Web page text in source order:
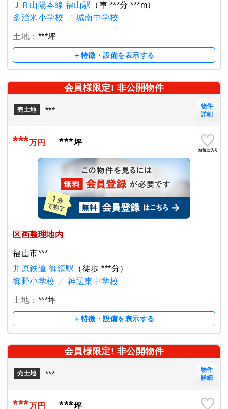
ＪＲ山陽本線 福山駅 （車 ***分 ***m）
多治米小学校 ／ 城南中学校
土地： ***坪
＋特徴・設備を表示する
会員様限定! 非公開物件
売土地 ***
物件
詳細
***万円 ***坪
区画整理地内
福山市***
井原鉄道 御領駅 （徒歩 ***分）
御野小学校 ／ 神辺東中学校
土地： ***坪
＋特徴・設備を表示する
会員様限定! 非公開物件
売土地 ***
物件
詳細
***万円 ***坪